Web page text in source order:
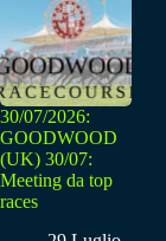
30/07/2026:
GOODWOOD
(UK) 30/07:
Meeting da top
races